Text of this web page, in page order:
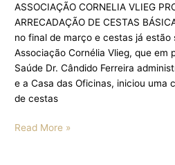
ASSOCIAÇÃO CORNELIA VLIEG
ARRECADAÇÃO DE CESTAS
no final de março e cestas já estão
Associação Cornélia Vlieg, que em
Saúde Dr. Cândido Ferreira
e a Casa das Oficinas, iniciou uma
de cestas
Read More »